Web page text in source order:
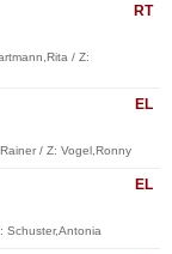
RT
/ Z:
EL
/ Z: Vogel,Ronny
EL
Schuster,Antonia